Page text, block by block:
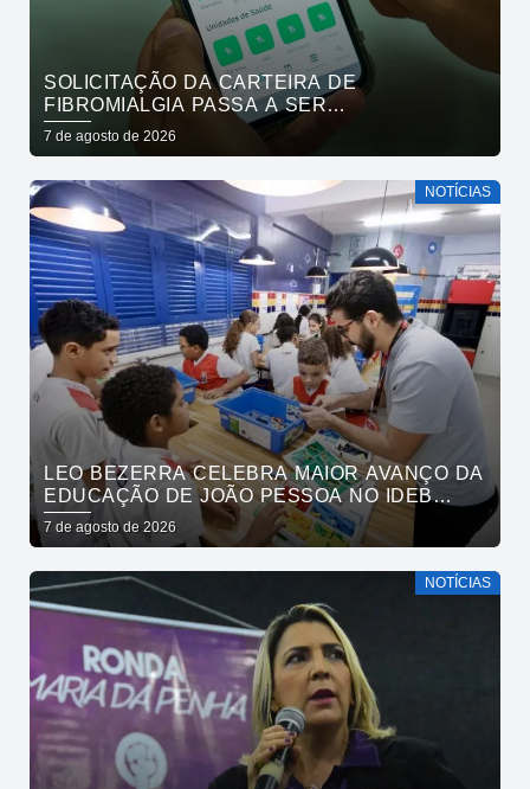
SOLICITAÇÃO DA CARTEIRA DE
FIBROMIALGIA PASSA A SER
EXCLUSIVAMENTE PELO APLICATIVO JOÃO
PESSOA NA PALMA DA MÃO
7 de agosto de 2026
NOTÍCIAS
LEO BEZERRA CELEBRA MAIOR AVANÇO DA
EDUCAÇÃO DE JOÃO PESSOA NO IDEB
ENTRE CAPITAIS DO NORDESTE
7 de agosto de 2026
NOTÍCIAS